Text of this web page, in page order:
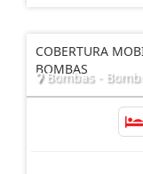
R$
COBERTURA